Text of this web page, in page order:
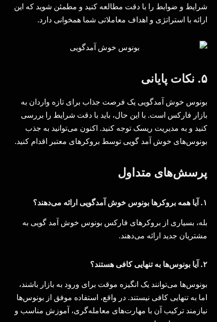
شرایط و ضوابط را با دقت مطالعه کنید و مطمئن شوید که این
ارائه با استراتژی و اهداف معاملاتی شما همخوانی دارد.
۵. نکات پایانی
بونوس خوش آمدگویی یک فرصت جذاب برای تازه واردان به
بازار فارکس است. با این حال، باید با دقت شرایط را بررسی
کنید و به مدیریت ریسک توجه کنید. اکنون می‌توانید به جذب
بونوس‌های خوش آمد گویی توسط بروکرهای معتبر اقدام کنید.
پرسش‌های متداول
۱. آیا همه بروکرها بونوس خوش آمدگویی ارائه می‌دهند؟
بله، بسیاری از بروکرهای فارکس بونوس خوش آمد گویی به
مشتریان جدید ارائه می‌دهند.
۲. آیا بونوس‌ها به تنهایی کافی هستند؟
بونوس‌ها می‌توانند یک انگیزه موقت برای ورود به بازار باشند،
اما به تنهایی کافی نیستند. در واقع، استفاده موفق از بونوس‌ها
نیازمند ترکیب آن با مهارت‌های معامله‌گری، آموزش مناسب و